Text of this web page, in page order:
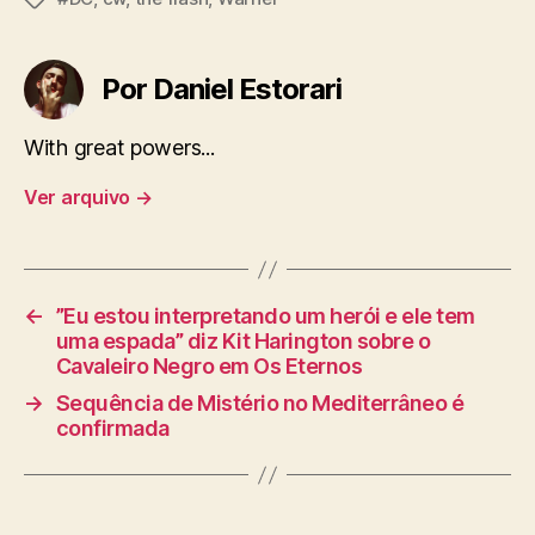
Por Daniel Estorari
With great powers...
Ver arquivo →
← ”Eu estou interpretando um herói e ele tem
uma espada” diz Kit Harington sobre o
Cavaleiro Negro em Os Eternos
→ Sequência de Mistério no Mediterrâneo é
confirmada